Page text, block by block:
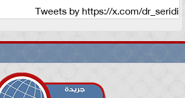
Tweets by https://x.com/dr_seridi